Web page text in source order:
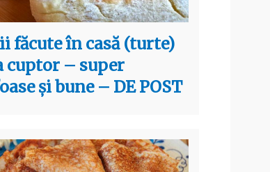
făcute în casă (turte)
cuptor – super
și bune – DE POST